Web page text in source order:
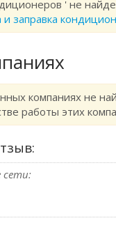
' не
заправка
компаниях не
работы этих
сети: